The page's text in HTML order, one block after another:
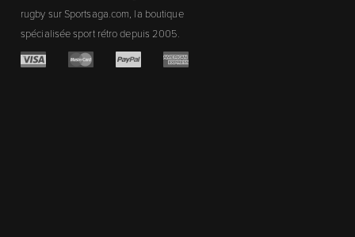
rugby sur Sportsaga.com, la boutique
spécialisée sport rétro depuis 2005.